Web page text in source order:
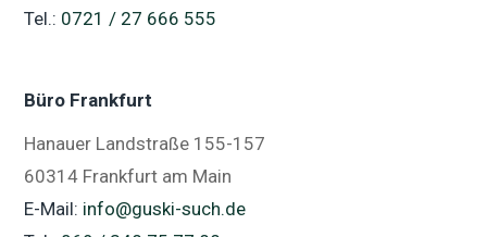
Tel.: 0721 / 27 666 555
Büro Frankfurt
Hanauer Landstraße 155-157
60314 Frankfurt am Main
E-Mail: info@guski-such.de